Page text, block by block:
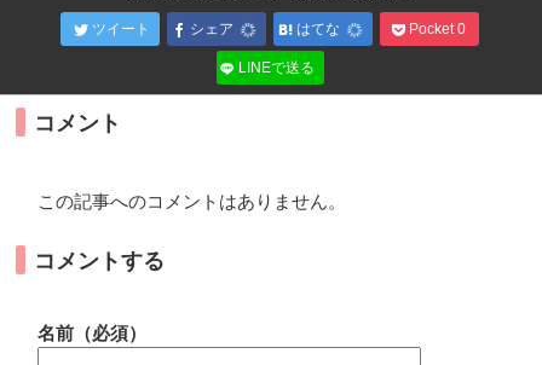
ツイート シェア はてな Pocket 0
LINEで送る
コメント
この記事へのコメントはありません。
コメントする
名前（必須）